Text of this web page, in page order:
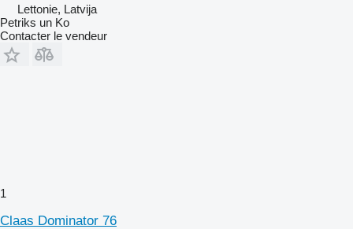
Lettonie, Latvija
Petriks un Ko
Contacter le vendeur
1
Claas Dominator 76